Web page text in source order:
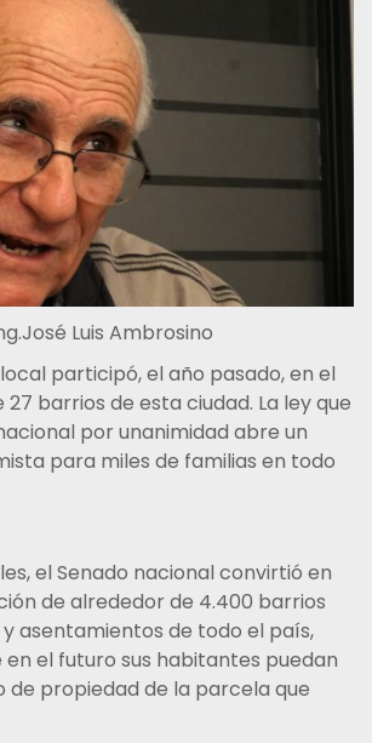
Luis Ambrosino
participó, el año pasado, en el
barrios de esta ciudad. La ley que
por unanimidad abre un
para miles de familias en todo
el Senado nacional convirtió en
de alrededor de 4.400 barrios
asentamientos de todo el país,
en el futuro sus habitantes puedan
propiedad de la parcela que